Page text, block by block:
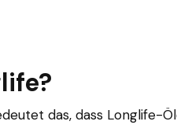
das, dass Longlife-